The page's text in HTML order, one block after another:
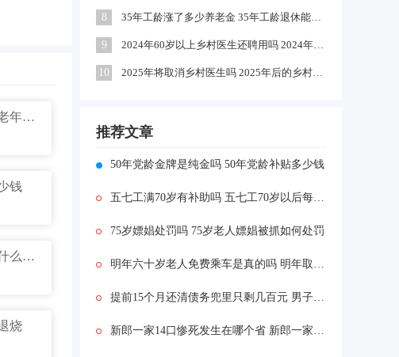
纪念堂门票价格多少 纪念堂70岁以上老年人免票吗
钱
腺病毒初期症状是什么 腺病毒感染是什么症状
烧
8 35年工龄涨了多少养老金 35年工龄退休能领多少养老金
9 2024年60岁以上乡村医生还聘用吗 2024年乡村医生待遇有哪些变化
10 2025年将取消乡村医生吗 2025年后的乡村医生何去何从
推荐文章
50年党龄金牌是纯金吗 50年党龄补贴多少钱
五七工满70岁有补助吗 五七工70岁以后每月多少养老金
75岁嫖娼处罚吗 75岁老人嫖娼被抓如何处罚
明年六十岁老人免费乘车是真的吗 明年取消退休老年交通卡是真的吗
提前15个月还清债务兜里只剩几百元 男子:感觉一下子天亮了
新郎一家14口惨死发生在哪个省 新郎一家14口被车撞怎么回事